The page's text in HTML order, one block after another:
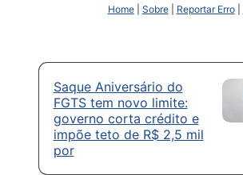
Home| Sobre| Reportar Erro|
Saque Aniversário do
FGTS tem novo limite:
governo corta crédito e
impõe teto de R$ 2,5 mil
por